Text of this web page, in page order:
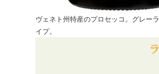
ヴェネト州特産のプロセッコ。グレー
イプ。